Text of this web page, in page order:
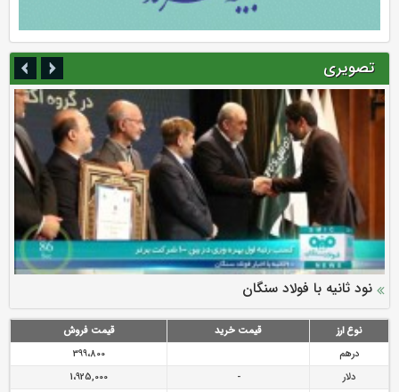
تصویری
ارزش سهام عدالت بالا رفت
سرمایه بیمه کوثر به ۴ همت می‌رسد
نود ثانیه با فولاد سنگان
تقدیر دبیرکل سندیکای بیمه گران ایران از اقدامات مدیرعامل بیمه
رازی
توصیه های رئیس پلیس فتا به مشتریان بانک ها در مورد
پیشگیری از سرقت های مجازی
نوع ارز قیمت خرید
قیمت فروش
درهم
399،800
دلار
-
1،925,000